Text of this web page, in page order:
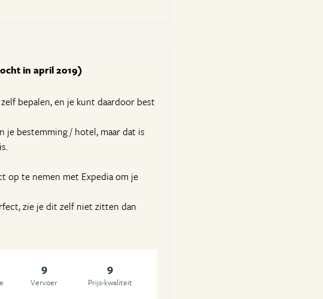
in april 2019)
bepalen, en je kunt daardoor best
je bestemming / hotel, maar dat is
op te nemen met Expedia om je
zie je dit zelf niet zitten dan
9
Vervoer
9
Prijs-kwaliteit